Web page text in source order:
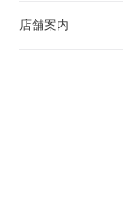
店舗案内